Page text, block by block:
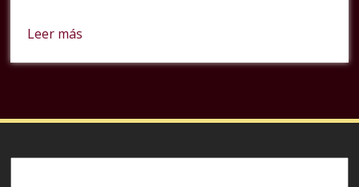
Leer más